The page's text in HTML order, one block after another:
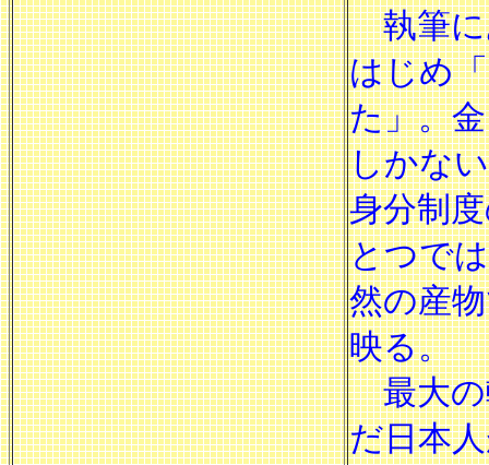
執筆に
はじめ
た」。
しかな
身分制
とつで
然の産
映る。
最大の
だ日本